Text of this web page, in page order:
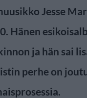
Jesse
Hänen
ja hän sai
perhe on